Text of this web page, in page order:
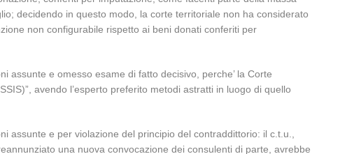
decidendo in questo modo, la corte territoriale non ha considerato
non configurabile rispetto ai beni donati conferiti per
assunte e omesso esame di fatto decisivo, perche’ la Corte
avendo l’esperto preferito metodi astratti in luogo di quello
assunte e per violazione del principio del contraddittorio: il c.t.u.,
una nuova convocazione dei consulenti di parte, avrebbe